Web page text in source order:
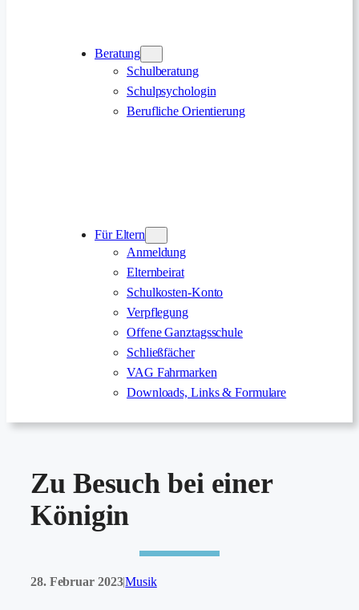
Beratung
Schulberatung
Schulpsychologin
Berufliche Orientierung
Für Eltern
Anmeldung
Elternbeirat
Schulkosten-Konto
Verpflegung
Offene Ganztagsschule
Schließfächer
VAG Fahrmarken
Downloads, Links & Formulare
Zu Besuch bei einer
Königin
28. Februar 2023|Musik